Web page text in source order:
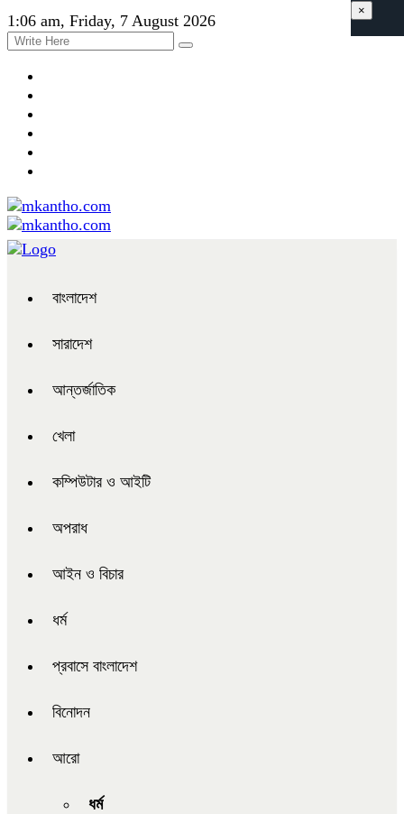
1:06 am, Friday, 7 August 2026
বাংলাদেশ
সারাদেশ
আন্তর্জাতিক
খেলা
কম্পিউটার ও আইটি
অপরাধ
আইন ও বিচার
ধর্ম
প্রবাসে বাংলাদেশ
বিনোদন
আরো
ধর্ম
×